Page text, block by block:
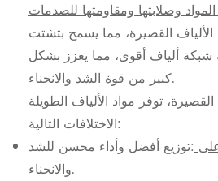
وصلابتها ومقاومتها للصدمات
القصيرة، مما يسمح بتشتت
ألياف أقوى، مما يعزز بشكل
كبير من قوة الشد والانحناء.
القصيرة، توفر مواد الألياف الطويلة
الاختلافات التالية:
:توزيع أفضل وأداء محسن للشد
والانحناء.